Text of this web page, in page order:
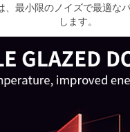
、最小限のノイズで最適な
します。